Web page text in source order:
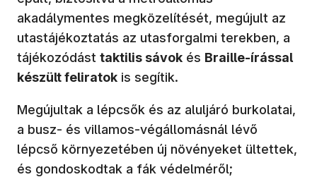
akadálymentes megközelítését, megújult az
utastájékoztatás az utasforgalmi terekben, a
tájékozódást taktilis sávok és Braille-írással
készült feliratok is segítik.
Megújultak a lépcsők és az aluljáró burkolatai,
a busz- és villamos-végállomásnál lévő
lépcső környezetében új növényeket ültettek,
és gondoskodtak a fák védelméről;